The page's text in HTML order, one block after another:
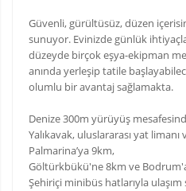
Güvenli, gürültüsüz, düzen
sunuyor. Evinizde günlük
düzeyde birçok eşya-ekipman
anında yerleşip tatile
olumlu bir avantaj sağlamakta.
Denize 300m yürüyüş
Yalıkavak, uluslararası yat limanı
Palmarina’ya 9km,
Göltürkbükü'ne 8km ve
Şehiriçi minibüs hatlarıyla